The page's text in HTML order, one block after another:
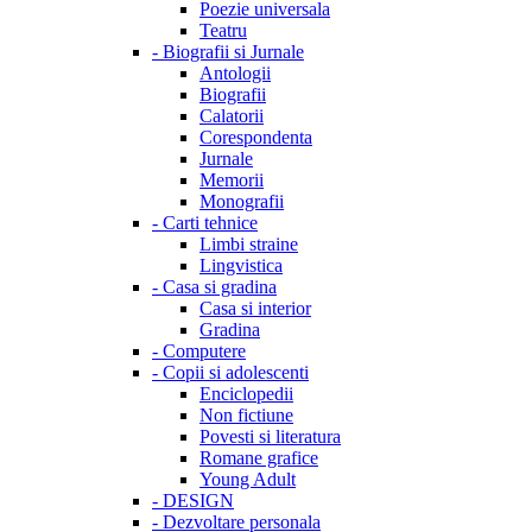
Poezie universala
Teatru
- Biografii si Jurnale
Antologii
Biografii
Calatorii
Corespondenta
Jurnale
Memorii
Monografii
- Carti tehnice
Limbi straine
Lingvistica
- Casa si gradina
Casa si interior
Gradina
- Computere
- Copii si adolescenti
Enciclopedii
Non fictiune
Povesti si literatura
Romane grafice
Young Adult
- DESIGN
- Dezvoltare personala